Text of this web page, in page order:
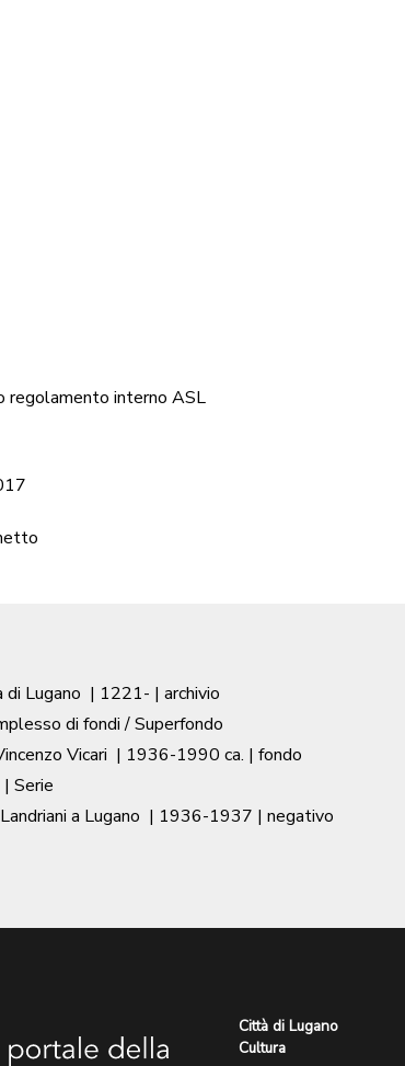
regolamento interno ASL
Lugano | 1221- | archivio
di fondi / Superfondo
Vicari | 1936-1990 ca. | fondo
| Serie
a Lugano | 1936-1937 | negativo
Città di Lugano
Cultura